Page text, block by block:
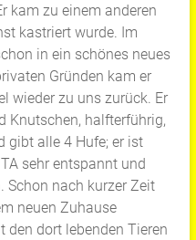
kam zu einem anderen
kastriert wurde. Im
in ein schönes neues
Gründen kam er
wieder zu uns zurück. Er
Knutschen, halfterführig,
gibt alle 4 Hufe; er ist
sehr entspannt und
Schon nach kurzer Zeit
neuen Zuhause
dort lebenden Tieren